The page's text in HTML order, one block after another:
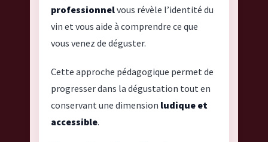
professionnelvous révèle l’identité du
vin et vous aide à comprendre ce que
vous venez de déguster.
Cette approche pédagogique permet de
progresser dans la dégustation tout en
conservant une dimension ludique et
accessible.